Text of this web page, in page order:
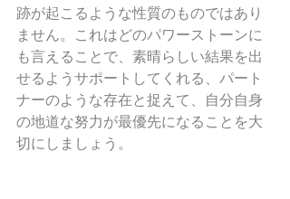
跡が起こるような性質のものではあり
ません。これはどのパワーストーンに
も言えることで、素晴らしい結果を出
せるようサポートしてくれる、パート
ナーのような存在と捉えて、自分自身
の地道な努力が最優先になることを大
切にしましょう。